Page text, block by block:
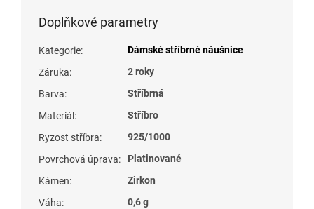
Doplňkové parametry
Kategorie:
Dámské stříbrné náušnice
Záruka:
2 roky
Barva:
Stříbrná
Materiál :
Stříbro
Ryzost stříbra:
925/1000
Povrchová úprava:
Platinované
Kámen:
Zirkon
Váha:
0,6 g